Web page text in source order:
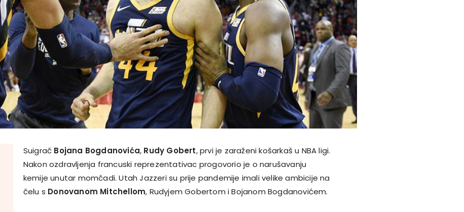
Suigrač Bojana Bogdanovića, Rudy Gobert, prvi je zaraženi košarkaš u NBA ligi.
Nakon ozdravljenja francuski reprezentativac progovorio je o narušavanju
kemije unutar momčadi. Utah Jazzeri su prije pandemije imali velike ambicije na
čelu s Donovanom Mitchellom, Rudyjem Gobertom i Bojanom Bogdanovićem.